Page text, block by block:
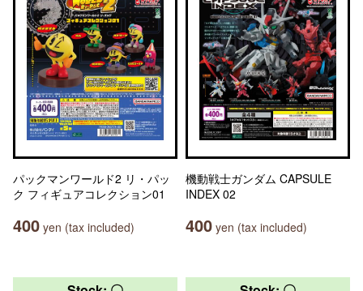
パックマンワールド2 リ・パッ
ク フィギュアコレクション01
400 yen (tax included)
機動戦士ガンダム CAPSULE
INDEX 02
400 yen (tax included)